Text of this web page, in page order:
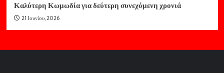
Καλύτερη Κωμωδία για δεύτερη συνεχόμενη χρονιά
21 Ιουνίου, 2026